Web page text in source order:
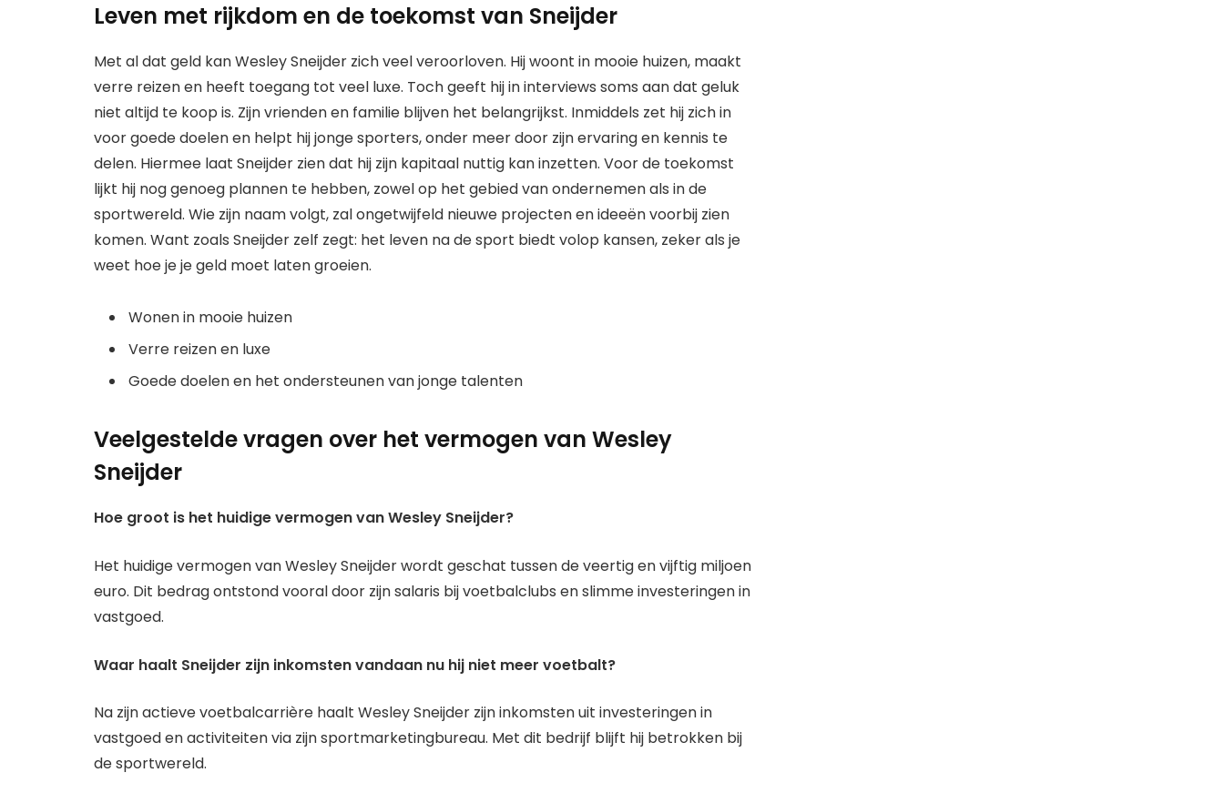
Leven met rijkdom en de toekomst van Sneijder
Met al dat geld kan Wesley Sneijder zich veel veroorloven. Hij woont in mooie huizen, maakt
verre reizen en heeft toegang tot veel luxe. Toch geeft hij in interviews soms aan dat geluk
niet altijd te koop is. Zijn vrienden en familie blijven het belangrijkst. Inmiddels zet hij zich in
voor goede doelen en helpt hij jonge sporters, onder meer door zijn ervaring en kennis te
delen. Hiermee laat Sneijder zien dat hij zijn kapitaal nuttig kan inzetten. Voor de toekomst
lijkt hij nog genoeg plannen te hebben, zowel op het gebied van ondernemen als in de
sportwereld. Wie zijn naam volgt, zal ongetwijfeld nieuwe projecten en ideeën voorbij zien
komen. Want zoals Sneijder zelf zegt: het leven na de sport biedt volop kansen, zeker als je
weet hoe je je geld moet laten groeien.
Wonen in mooie huizen
Verre reizen en luxe
Goede doelen en het ondersteunen van jonge talenten
Veelgestelde vragen over het vermogen van Wesley
Sneijder
Hoe groot is het huidige vermogen van Wesley Sneijder?
Het huidige vermogen van Wesley Sneijder wordt geschat tussen de veertig en vijftig miljoen
euro. Dit bedrag ontstond vooral door zijn salaris bij voetbalclubs en slimme investeringen in
vastgoed.
Waar haalt Sneijder zijn inkomsten vandaan nu hij niet meer voetbalt?
Na zijn actieve voetbalcarrière haalt Wesley Sneijder zijn inkomsten uit investeringen in
vastgoed en activiteiten via zijn sportmarketingbureau. Met dit bedrijf blijft hij betrokken bij
de sportwereld.